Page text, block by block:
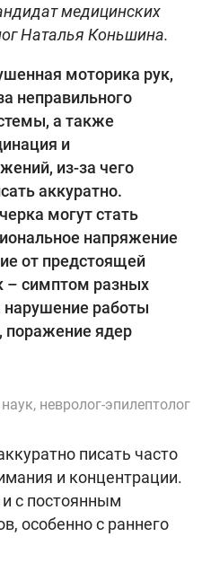
медицинских
Наталья Коньшина.
моторика рук,
неправильного
а также
и
из-за чего
аккуратно.
могут стать
напряжение
от предстоящей
– симптом разных
нарушение работы
ядер
невролог-эпилептолог
писать часто
и концентрации.
с постоянным
особенно с раннего